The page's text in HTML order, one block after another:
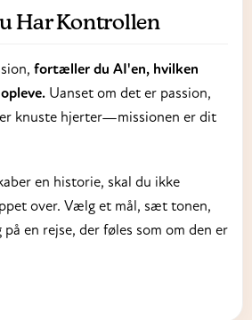
Har Kontrollen
fortæller du AI'en, hvilken
Uanset om det er passion,
knuste hjerter—missionen er dit
en historie, skal du ikke
over. Vælg et mål, sæt tonen,
en rejse, der føles som om den er